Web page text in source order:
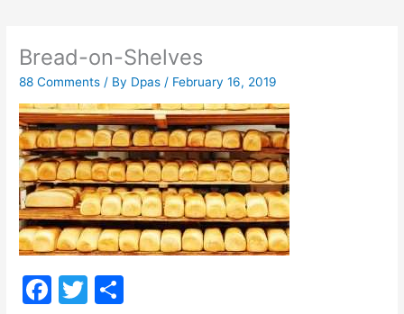
Bread-on-Shelves
88 Comments / By Dpas/ February 16, 2019
F
T